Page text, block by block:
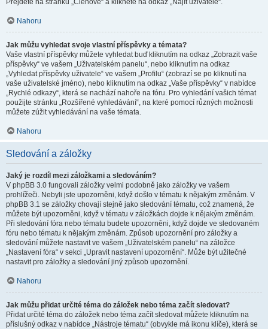
Přejděte na stránku „Členové“ a klikněte na odkaz „Najít uživatele“.
Nahoru
Jak můžu vyhledat svoje vlastní příspěvky a témata?
Vaše vlastní příspěvky můžete vyhledat buď kliknutím na odkaz „Zobrazit vaše
příspěvky“ ve vašem „Uživatelském panelu“, nebo kliknutím na odkaz
„Vyhledat příspěvky uživatele“ ve vašem „Profilu“ (zobrazí se po kliknutí na
vaše uživatelské jméno), nebo kliknutím na odkaz „Vaše příspěvky“ v nabídce
„Rychlé odkazy“, která se nachází nahoře na fóru. Pro vyhledání vašich témat
použijte stránku „Rozšířené vyhledávání“, na které pomocí různých možnosti
můžete zúžit vyhledávání na vaše témata.
Nahoru
Sledování a záložky
Jaký je rozdíl mezi záložkami a sledováním?
V phpBB 3.0 fungovali záložky velmi podobně jako záložky ve vašem
prohlížeči. Nebyli jste upozorněni, když došlo v tématu k nějakým změnám. V
phpBB 3.1 se záložky chovají stejně jako sledování tématu, což znamená, že
můžete být upozorněni, když v tématu v záložkách dojde k nějakým změnám.
Při sledování fóra nebo tématu budete upozorněni, když dojde ve sledovaném
fóru nebo tématu k nějakým změnám. Způsob upozornění pro záložky a
sledování můžete nastavit ve vašem „Uživatelském panelu“ na záložce
„Nastavení fóra“ v sekci „Upravit nastavení upozornění“. Může být užitečné
nastavit pro záložky a sledování jiný způsob upozornění.
Nahoru
Jak můžu přidat určité téma do záložek nebo téma začít sledovat?
Přidat určité téma do záložek nebo téma začít sledovat můžete kliknutím na
příslušný odkaz v nabídce „Nástroje tématu“ (obvykle má ikonu klíče), která se